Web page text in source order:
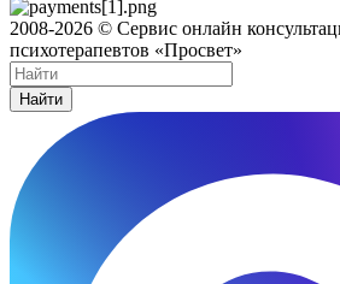
2008-2026 © Сервис онлайн
психотерапевтов «Просвет»
Найти